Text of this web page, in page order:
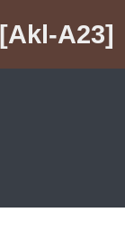
A23]